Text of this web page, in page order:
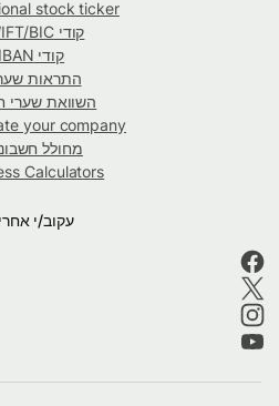
stock ticker
קודי SWIFT/BIC
קודי IBAN
התראות
השוואת שערי
your company
מחולל
Calculators
עקוב/י